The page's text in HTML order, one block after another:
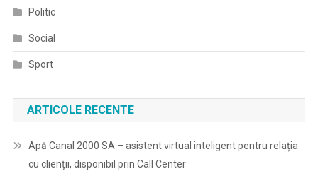
Politic
Social
Sport
ARTICOLE RECENTE
Apă Canal 2000 SA – asistent virtual inteligent pentru relația
cu clienții, disponibil prin Call Center